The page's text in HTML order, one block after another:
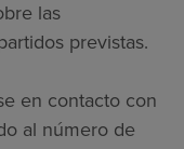
las
previstas.
en contacto con
al número de